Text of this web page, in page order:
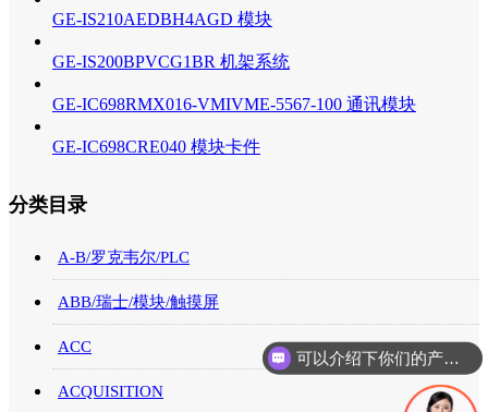
GE-IS210AEDBH4AGD 模块
GE-IS200BPVCG1BR 机架系统
GE-IC698RMX016-VMIVME-5567-100 通讯模块
GE-IC698CRE040 模块卡件
分类目录
A-B/罗克韦尔/PLC
ABB/瑞士/模块/触摸屏
ACC
ACQUISITION
可以介绍下你们的产品么